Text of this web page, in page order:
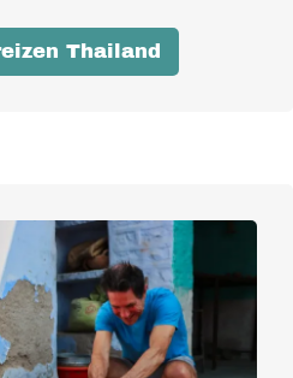
Thailand